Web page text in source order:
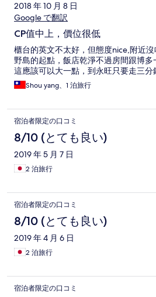
2018 年 10 月 8 日
Google で翻訳
CP值中上，價位很低
櫃台的英文不太好，但態度nice,附近
野島的起點，飯店乾淨不過房間跟博
這應該可以大一點，到永旺只要走三分
Shou yang、1 泊旅行
宿泊者限定の口コミ
8/10 (とても良い)
2019 年 5 月 7 日
2 泊旅行
宿泊者限定の口コミ
8/10 (とても良い)
2019 年 4 月 6 日
2 泊旅行
宿泊者限定の口コミ